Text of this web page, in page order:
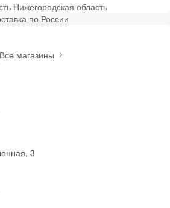
Нижегородская область
по России
Все магазины
3